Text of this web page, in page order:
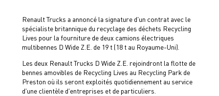
Renault Trucks a annoncé la signature d'un contrat avec le
spécialiste britannique du recyclage des déchets Recycling
Lives pour la fourniture de deux camions électriques
multibennes D Wide Z.E. de 19 t (18 t au Royaume-Uni).
Les deux Renault Trucks D Wide Z.E. rejoindront la flotte de
bennes amovibles de Recycling Lives au Recycling Park de
Preston où ils seront exploités quotidiennement au service
d'une clientèle d'entreprises et de particuliers.